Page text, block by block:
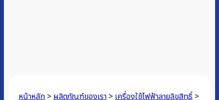
หน้าหลัก >ผลิตภัณฑ์ของเรา >เครื่องใช้ไฟฟ้าลายลิขสิทธิ์ >